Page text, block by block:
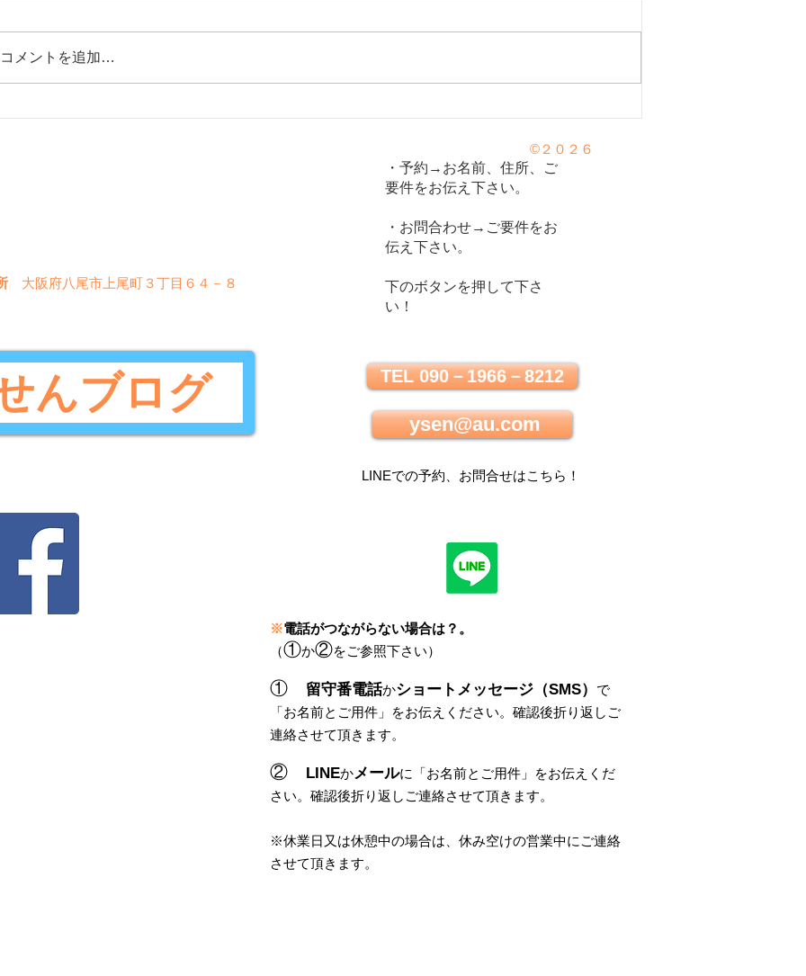
花粉症（アレルギー性鼻炎）のツボ3
コメントを追加…
んブログ
・予約→お名前、住所、ご
要件をお伝え下さい。
・お問合わせ→ご要件をお
伝え下さい。
下のボタンを押して下さ
い！
TEL 090－1966－8212
ysen@au.com
LINEでの予約、お問合せはこちら ！
大阪府八尾市上尾町３丁目６４－８
※電話がつながらない場合は？ 。
（①か②をご参照下さい）
① 留守番電話かショートメッセージ（SMS）
で
「お名前とご用件 」 をお伝えください。 確認後折り返しご
連絡させて頂きます。
② LINEかメールに 「お名前とご用件 」
をお伝えくだ
さい。 確認後折り返しご連絡させて頂きます。
​※休業日又は休憩中の場合は、休み空けの営業中にご連絡
させて頂きます。
©２０２６